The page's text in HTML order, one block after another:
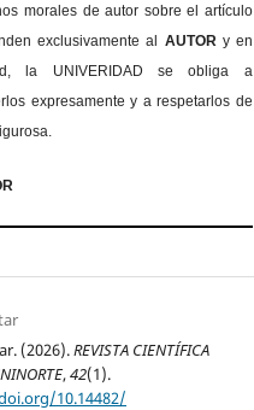
morales de autor sobre el artículo
exclusivamente al AUTOR y en
la UNIVERIDAD se obliga a
expresamente y a respetarlos de
(2026).REVISTA CIENTÍFICA
,42(1).
10.14482/